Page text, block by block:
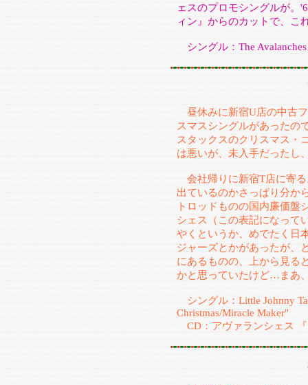
ェスのプロモシングルが。
ィン』からのカットで、こ
シングル：The
昼休みに新宿U店の中古
スマスシングルがあったの
スタックスのクリスマス・
は悪いが、未入手だったし
会社帰りに新宿T店に寄
出ているのかさっぱり分か
トロッドものの国内廉価盤
シェス（この表記になって
やくというか、めでたく日
ジャーズとかがあったが、
にあるものの、上から見る
かと思っていたけど…まあ
シングル：Little Johnny
Christmas/Miracle Maker"
CD：アヴァランシェス